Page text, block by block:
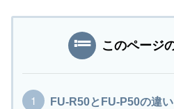
このページ
FU-R50とFU-P50の違